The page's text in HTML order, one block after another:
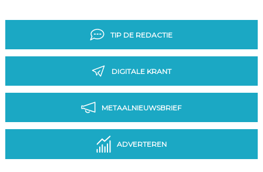
TIP DE REDACTIE
DIGITALE KRANT
METAALNIEUWSBRIEF
ADVERTEREN